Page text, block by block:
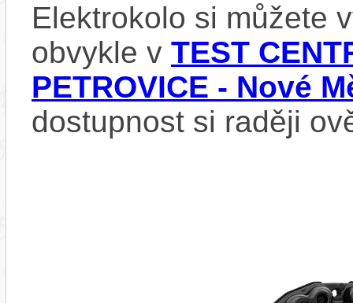
Elektrokolo si můžete
obvykle v TEST
PETROVICE - Nové
dostupnost si raději